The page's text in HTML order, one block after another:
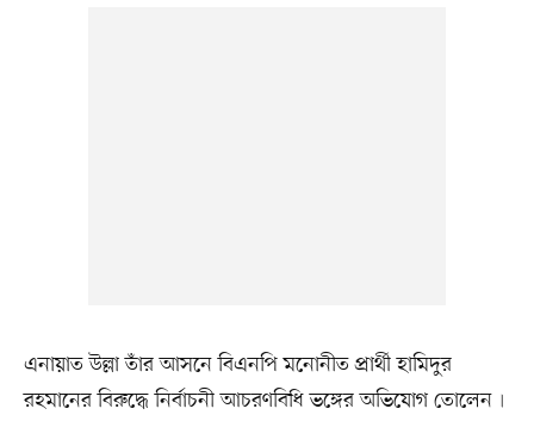
এনায়াত উল্লা তাঁর আসনে বিএনপি মনোনীত প্রার্থী হামিদুর
রহমানের বিরুদ্ধে নির্বাচনী আচরণবিধি ভঙ্গের অভিযোগ তোলেন৷